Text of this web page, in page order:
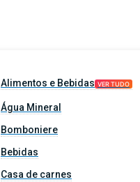
Alimentos e Bebidas VER TUDO
Água Mineral
Bomboniere
Bebidas
Casa de carnes